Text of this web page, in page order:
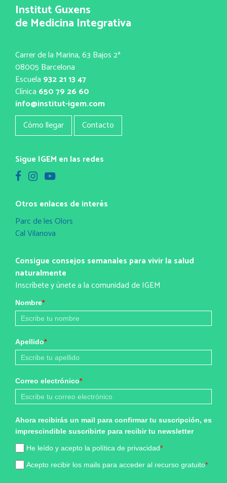
Institut Guxens
de Medicina Integrativa
Carrer de la Marina, 63 Bajos 2ª
08005 Barcelona
Escuela 932 21 13 47
Clínica 650 79 26 60
info@institut-igem.com
Cómo llegar
Contacto
Sigue IGEM en las redes
Otros enlaces de interés
Parc de les Olors
Cal Vilanova
Consigue consejos semanales para vivir la salud
naturalmente
Inscríbete y únete a la comunidad de IGEM
Nombre*
Apellido*
Correo electrónico*
Ahora recibirás un mail para confirmar tu suscripción, es
imprescindible suscribirte para recibir tu newsletter
He leído y acepto la política de privacidad*
Acepto recibir los mails para acceder al recurso gratuito*